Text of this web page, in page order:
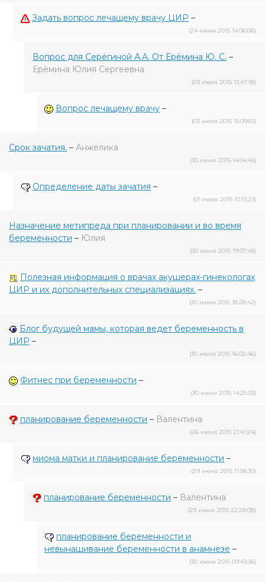
Задать вопрос лечащему врачу ЦИР –
(24 июня 2015 14:06:06)
Вопрос для Серёгиной А.А. От Ерёмина Ю. С. –
Ерёмина Юлия Сергеевна
(03 июля 2015 13:47:18)
Вопрос лечащему врачу –
(03 июля 2015 15:09:53)
Срок зачатия. – Анжелика
(30 июня 2015 14:04:45)
Определение даты зачатия –
(01 июля 2015 10:13:23)
Назначение метипреда при планировании и во время
беременности – Юлия
(30 июня 2015 19:07:45)
Полезная информация о врачах акушерах-гинекологах
ЦИР и их дополнительных специализациях. –
(30 июня 2015 18:28:42)
Блог будущей мамы, которая ведет беременность в
ЦИР –
(30 июня 2015 16:02:46)
Фитнес при беременности –
(30 июня 2015 14:25:03)
планирование беременности – Валентина
(26 июня 2015 21:41:24)
миома матки и планирование беременности –
(29 июня 2015 11:58:30)
планирование беременности – Валентина
(29 июня 2015 22:28:08)
планирование беременности и
невынашивание беременности в анамнезе –
(30 июня 2015 09:43:36)